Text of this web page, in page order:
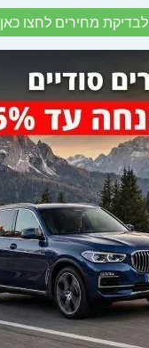
לבדיקת מחירים לחצו כאן